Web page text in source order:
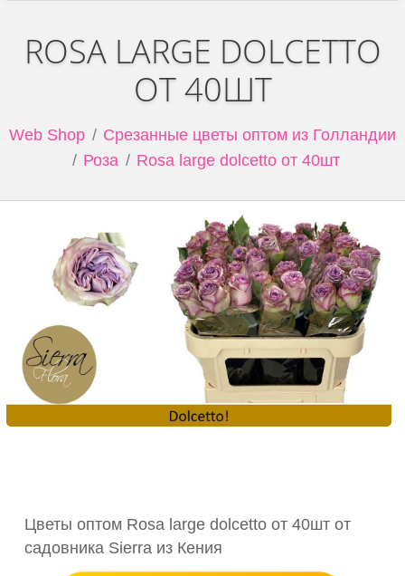
ROSA LARGE DOLCETTO
ОТ 40ШТ
Web Shop
Срезанные цветы оптом из Голландии
Роза
Rosa large dolcetto от 40шт
Цветы оптом Rosa large dolcetto от 40шт от
садовника Sierra из Кения